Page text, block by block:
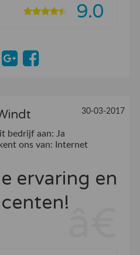
9.0
30-03-2017
bedrijf aan: Ja
ons van:
Internet
ervaring en